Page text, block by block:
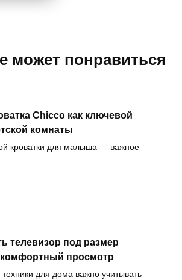
может понравиться
Chicco как ключевой
комнаты
кроватки для малыша — важное
телевизор под размер
просмотр
для дома важно учитывать